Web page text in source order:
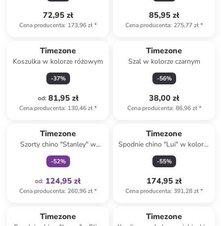
72,95 zł
Cena producenta: 173,96 zł*
85,95 zł
Cena producenta: 275,77 zł*
Timezone
Koszulka w kolorze różowym
-37%
od: 81,95 zł
Cena producenta: 130,46 zł*
Timezone
Szal w kolorze czarnym
-56%
38,00 zł
Cena producenta: 86,96 zł*
Timezone
Szorty chino "Stanley" w
kolorze jasnobrązowym
-52%
od: 124,95 zł
Cena producenta: 260,96 zł*
Timezone
Spodnie chino "Lui" w kolorze
khaki
-55%
174,95 zł
Cena producenta: 391,28 zł*
Timezone Timezone